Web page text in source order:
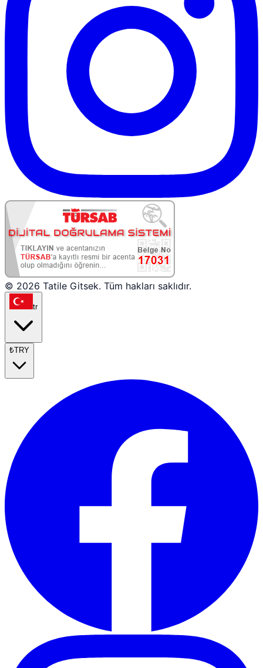
© 2026 Tatile Gitsek. Tüm hakları saklıdır.
tr
₺TRY